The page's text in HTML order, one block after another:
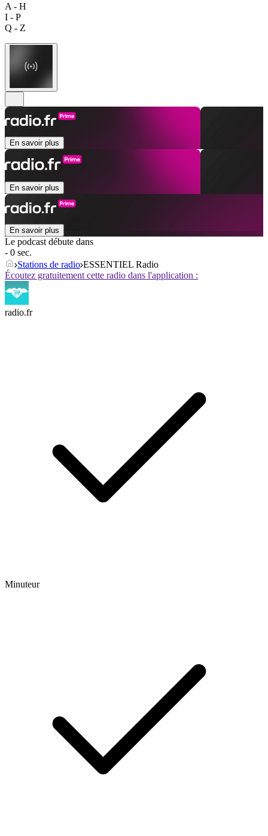
A - H
I - P
Q - Z
En savoir plus
En savoir plus
En savoir plus
Le podcast débute dans
- 0 sec.
Stations de radio ESSENTIEL Radio
Écoutez gratuitement cette radio dans l'application :
radio.fr
Minuteur